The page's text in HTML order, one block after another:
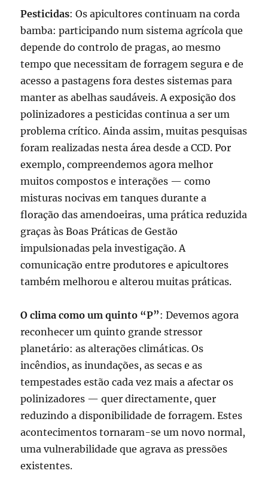
Pesticidas: Os apicultores continuam na corda
bamba: participando num sistema agrícola que
depende do controlo de pragas, ao mesmo
tempo que necessitam de forragem segura e de
acesso a pastagens fora destes sistemas para
manter as abelhas saudáveis. A exposição dos
polinizadores a pesticidas continua a ser um
problema crítico. Ainda assim, muitas pesquisas
foram realizadas nesta área desde a CCD. Por
exemplo, compreendemos agora melhor
muitos compostos e interações — como
misturas nocivas em tanques durante a
floração das amendoeiras, uma prática reduzida
graças às Boas Práticas de Gestão
impulsionadas pela investigação. A
comunicação entre produtores e apicultores
também melhorou e alterou muitas práticas.
O clima como um quinto “P”: Devemos agora
reconhecer um quinto grande stressor
planetário: as alterações climáticas. Os
incêndios, as inundações, as secas e as
tempestades estão cada vez mais a afectar os
polinizadores — quer directamente, quer
reduzindo a disponibilidade de forragem. Estes
acontecimentos tornaram-se um novo normal,
uma vulnerabilidade que agrava as pressões
existentes.